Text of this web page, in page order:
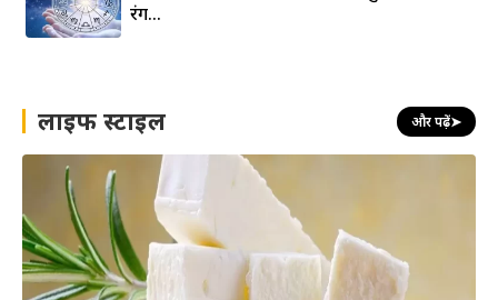
रंग…
लाइफ स्टाइल और पढ़ें➤